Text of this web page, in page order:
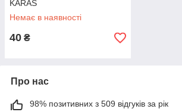
KARAS
Немає в наявності
40 ₴
Про нас
98% позитивних з 509 відгуків за рік